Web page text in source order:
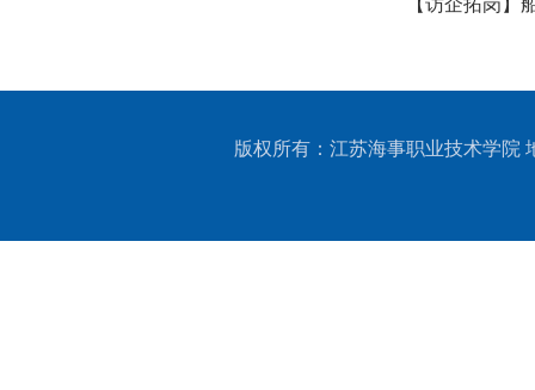
【访企拓岗】
版权所有：江苏海事职业技术学院